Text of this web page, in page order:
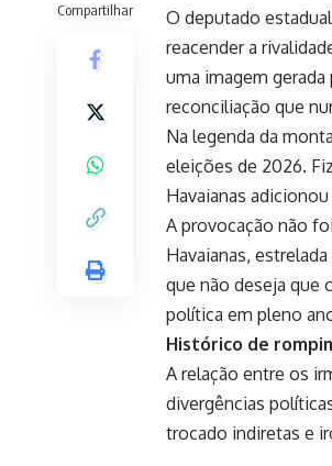
Compartilhar
O deputado
reacender a
uma imagem
reconciliação que
Na legenda da
eleições de 2026.
Havaianas
A provocação não
Havaianas,
que não deseja que
política em pleno
Histórico de
A relação entre os
divergências
trocado indiretas e